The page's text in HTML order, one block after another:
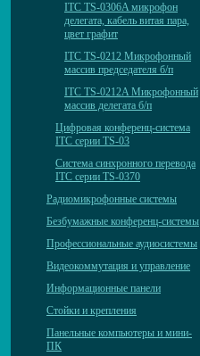
ITC TS-0306A микрофон
делегата, кабель витая пара,
цвет графит
ITC TS-0212 Микрофонный
массив председателя б/п
ITC TS-0212A Микрофонный
массив делегата б/п
Цифровая конференц-система
ITC серии TS-03
Система синхронного перевода
ITC серии TS-0370
Радиомикрофонные системы
Безбумажные конференц-системы
Профессиональные аудиосистемы
Видеокоммутация и управление
Информационные панели
Стойки и крепления
Панельные компьютеры и мини-
ПК